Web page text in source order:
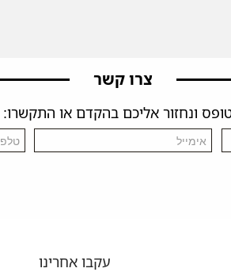
צרו קשר
ונחזור אליכם בהקדם או התקשרו: 04-6407757
עקבו אחרינו